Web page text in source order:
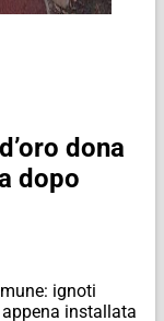
dona
dopo
ignoti
installata